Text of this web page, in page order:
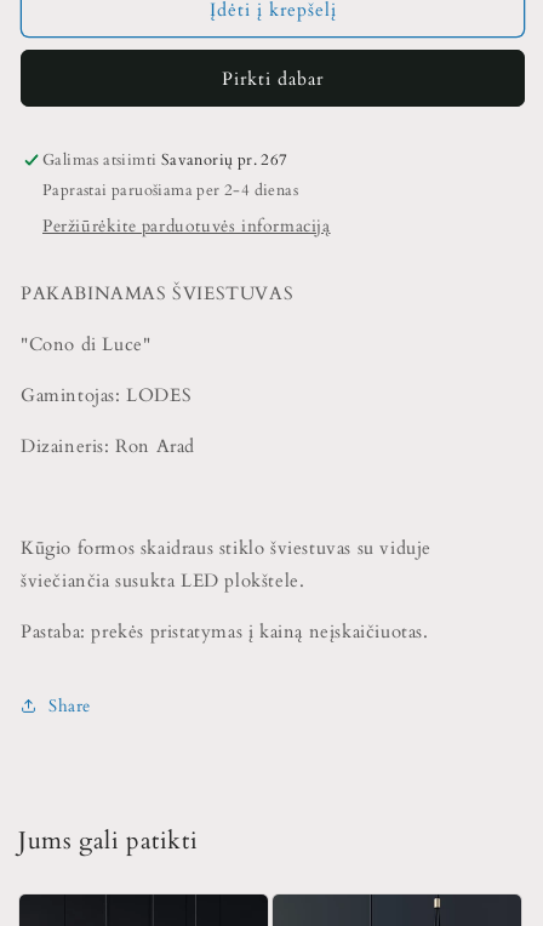
Cono
kiekį
LODES,
Cono
kiekį
Įdėti į krepšelį
Pirkti dabar
Galimas atsiimti Savanorių pr. 267
Paprastai paruošiama per 2-4 dienas
Peržiūrėkite parduotuvės informaciją
PAKABINAMAS ŠVIESTUVAS
"Cono di Luce"
Gamintojas: LODES
Dizaineris: Ron Arad
Kūgio formos skaidraus stiklo šviestuvas su viduje
šviečiančia susukta LED plokštele.
Pastaba: prekės pristatymas į kainą neįskaičiuotas.
Share
Jums gali patikti